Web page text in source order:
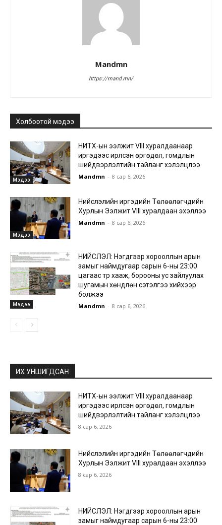
Mandmn
https://mand.mn/
Холбоотой мэдээ
Мэдээ
НИТХ-ын ээлжит VIII хуралдаанаар
иргэдээс ирүүлсэн өргөдөл, гомдлын
шийдвэрлэлтийн тайланг хэлэлцлээ
Mandmn - 8 сар 6, 2026
Мэдээ
Нийслэлийн иргэдийн Төлөөлөгчдийн
Хурлын Ээлжит VIII хуралдаан эхэллээ
Mandmn - 8 сар 6, 2026
Мэдээ
НИЙСЛЭЛ: Нэгдүгээр хорооллын арын
замыг наймдугаар сарын 6-ны 23:00
цагаас түр хааж, борооны ус зайлуулах
шугамын хөндлөн сэтэлгээ хийхээр
болжээ
Mandmn - 8 сар 6, 2026
ИХ УНШИГДСАН
НИТХ-ын ээлжит VIII хуралдаанаар
иргэдээс ирүүлсэн өргөдөл, гомдлын
шийдвэрлэлтийн тайланг хэлэлцлээ
8 сар 6, 2026
Нийслэлийн иргэдийн Төлөөлөгчдийн
Хурлын Ээлжит VIII хуралдаан эхэллээ
8 сар 6, 2026
НИЙСЛЭЛ: Нэгдүгээр хорооллын арын
замыг наймдугаар сарын 6-ны 23:00